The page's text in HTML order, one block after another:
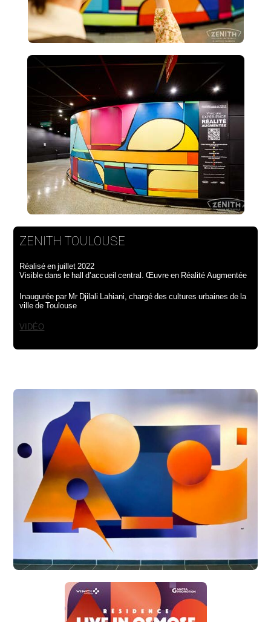
ZENITH TOULOUSE
Réalisé en juillet 2022
Visible dans le hall d’accueil central. Œuvre en Réalité Augmentée
Inaugurée par Mr Djilali Lahiani, chargé des cultures urbaines de la
ville de Toulouse
VIDÉO